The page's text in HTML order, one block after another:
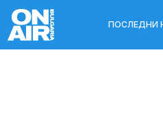
ПОСЛЕДНИ